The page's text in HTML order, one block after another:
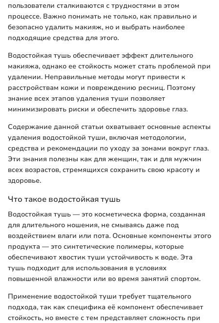
пользователи сталкиваются с трудностями в этом
процессе. Важно понимать не только, как правильно и
безопасно удалить макияж, но и выбрать наиболее
подходящие средства для этого.
Водостойкая тушь обеспечивает эффект длительного
макияжа, однако ее стойкость может стать проблемой при
удалении. Неправильные методы могут привести к
расстройствам кожи и повреждению ресниц. Поэтому
знание всех этапов удаления туши позволяет
минимизировать риски и обеспечить здоровье глаз.
Содержание данной статьи охватывает основные аспекты
удаления водостойкой туши, включая методологии,
средства и рекомендации по уходу за зонами вокруг глаз.
Эти знания полезны как для женщин, так и для мужчин
всех возрастов, стремящихся сохранить свою красоту и
здоровье.
Что такое водостойкая тушь
Водостойкая тушь — это косметическа форма, созданная
для длительного ношения, не смываясь даже под
воздействием влаги или пота. Основные компоненты этого
продукта — это синтетические полимеры, которые
обеспечивают хвостик туши устойчивость к воде. Эта
тушь подходит для использования в условиях
повышенной влажности или во время занятий спортом.
Применение водостойкой туши требует тщательного
подхода, так как специфика её компонент обеспечивает
стойкость, но вместе с тем представляет сложность при